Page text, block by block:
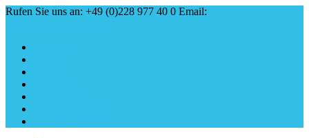
Rufen Sie uns an: +49 (0)228 977 40 0 Email: